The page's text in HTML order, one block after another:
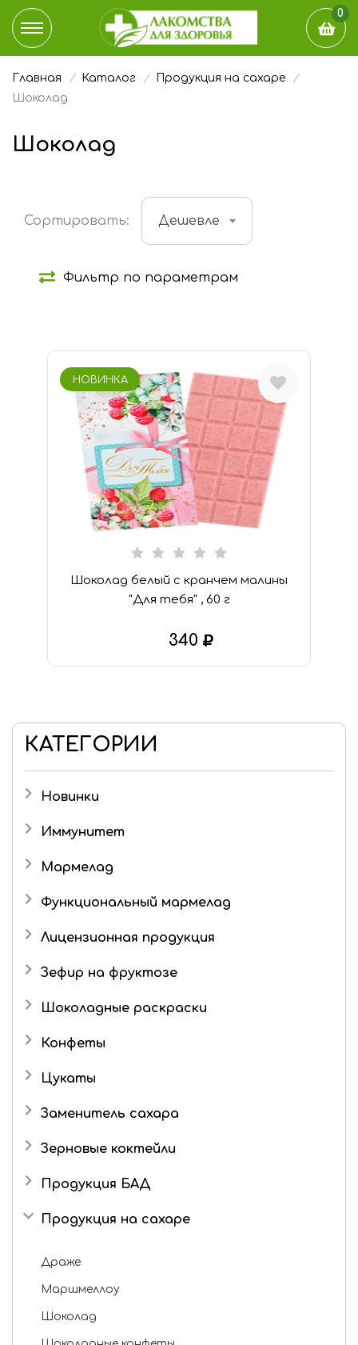
0
КАТАЛОГ
ГДЕ КУПИТЬ
Город
Москва
Личный
кабинет
Мои желания: 1
товар
Главная Каталог
Продукция на сахаре
Шоколад
Шоколад
КАТЕГОРИИ
Новинки
Иммунитет
Мармелад
Детский мармелад
Мармелад в шоколаде
Функциональный мармелад
Лицензионная продукция
Три кота
Зефир на фруктозе
Шоколадные раскраски
Конфеты
Подарочные наборы
Цукаты
Имбирь в сахаре
Заменитель сахара
Зерновые коктейли
Продукция БАД
Продукция на сахаре
Драже
Маршмеллоу
Шоколад
Сортировать: Дешевле
Фильтр по параметрам
Шоколад ( 1)
Тип:
Шоколад ( 1)
НОВИНКА
Шоколад белый с кранчем малины
"Для тебя" , 60 г
340